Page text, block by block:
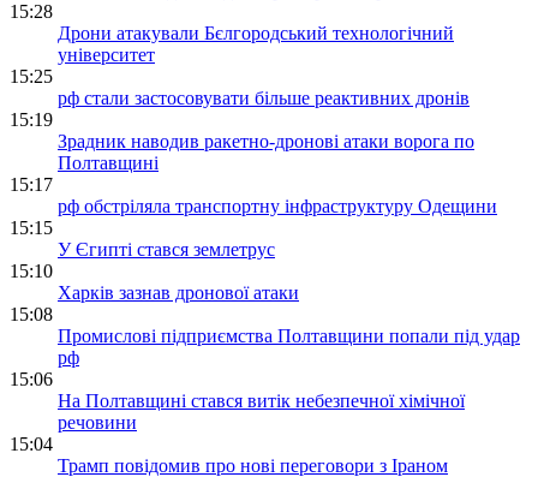
15:28
Дрони атакували Бєлгородський технологічний
університет
15:25
рф стали застосовувати більше реактивних дронів
15:19
Зрадник наводив ракетно-дронові атаки ворога по
Полтавщині
15:17
рф обстріляла транспортну інфраструктуру Одещини
15:15
У Єгипті стався землетрус
15:10
Харків зазнав дронової атаки
15:08
Промислові підприємства Полтавщини попали під удар
рф
15:06
На Полтавщині стався витік небезпечної хімічної
речовини
15:04
Трамп повідомив про нові переговори з Іраном